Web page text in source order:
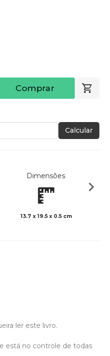
Comprar
Calcular
Dimensões
13.7 x 19.5 x 0.5 cm
ler este livro.
está no controle de todas